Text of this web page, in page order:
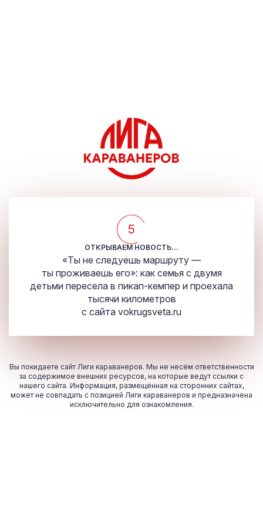
5
ОТКРЫВАЕМ НОВОСТЬ...
«Ты не следуешь маршруту —
ты проживаешь его»: как семья с двумя
детьми пересела в пикап-кемпер и проехала
тысячи километров
с сайта vokrugsveta.ru
Вы покидаете сайт Лиги караванеров. Мы не несём ответственности
за содержимое внешних ресурсов, на которые ведут ссылки с
нашего сайта. Информация, размещённая на сторонних сайтах,
может не совпадать с позицией Лиги караванеров и предназначена
исключительно для ознакомления.